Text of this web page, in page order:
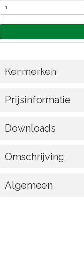
Kenmerken
Prijsinformatie
Downloads
Omschrijving
Algemeen